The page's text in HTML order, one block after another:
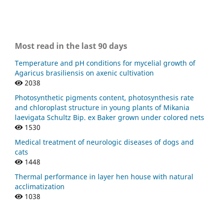
Most read in the last 90 days
Temperature and pH conditions for mycelial growth of
Agaricus brasiliensis on axenic cultivation
2038
Photosynthetic pigments content, photosynthesis rate
and chloroplast structure in young plants of Mikania
laevigata Schultz Bip. ex Baker grown under colored nets
1530
Medical treatment of neurologic diseases of dogs and
cats
1448
Thermal performance in layer hen house with natural
acclimatization
1038